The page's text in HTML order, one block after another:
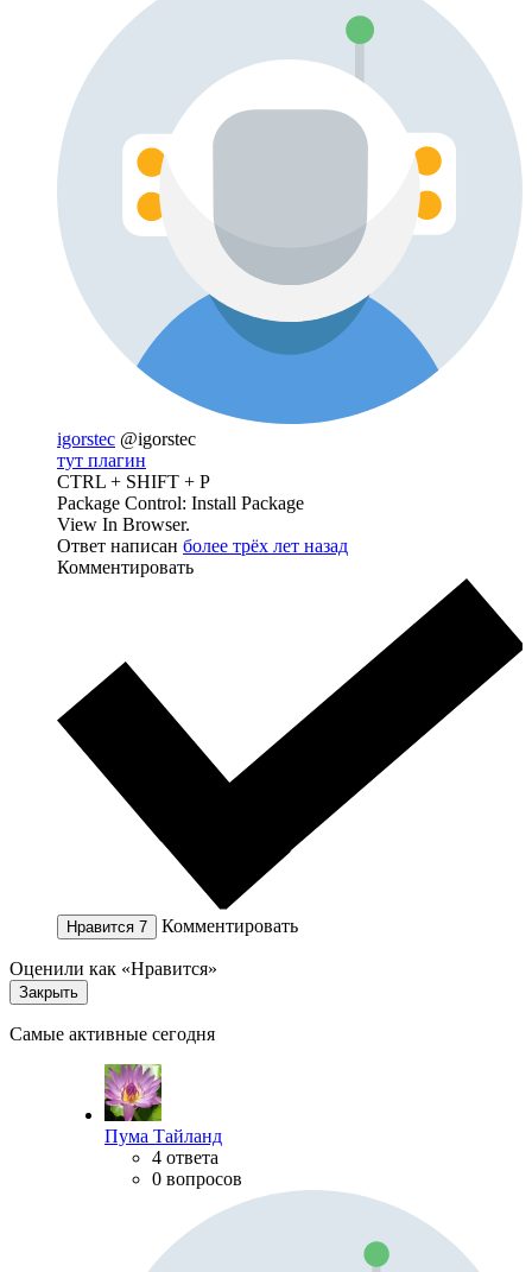
igorstec @igorstec
тут плагин
CTRL + SHIFT + P
Package Control: Install Package
View In Browser.
Ответ написан более трёх лет назад
Комментировать
Нравится 7 Комментировать
Оценили как «Нравится»
Закрыть
Самые активные сегодня
Пума Тайланд
4 ответа
0 вопросов